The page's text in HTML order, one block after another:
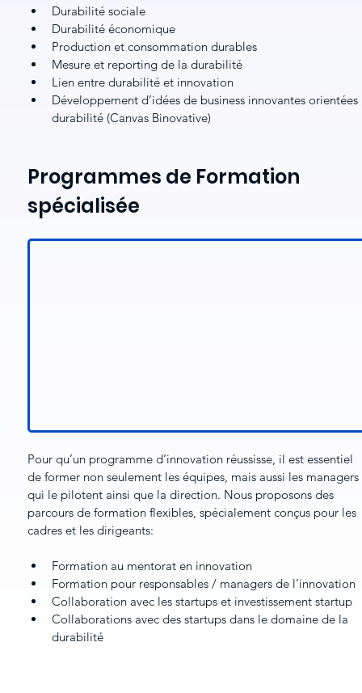
Durabilité sociale
Durabilité économique
Production et consommation durables
Mesure et reporting de la durabilité
Lien entre durabilité et innovation
Développement d’idées de business innovantes orientées
durabilité (Canvas Binovative)
Programmes de Formation
spécialisée
Pour qu’un programme d’innovation réussisse, il est essentiel
de former non seulement les équipes, mais aussi les managers
qui le pilotent ainsi que la direction. Nous proposons des
parcours de formation flexibles, spécialement conçus pour les
cadres et les dirigeants:
Formation au mentorat en innovation
Formation pour responsables / managers de l’innovation
Collaboration avec les startups et investissement startup
Collaborations avec des startups dans le domaine de la
durabilité